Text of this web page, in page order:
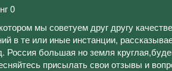
0
мы советуем друг другу
в те или иные инстанции,
большая но земля
присылать свои отзывы и